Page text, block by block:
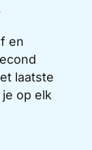
en
laatste
op elk